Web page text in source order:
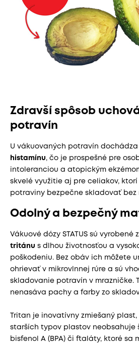
Zdravší spôsob
potravín
U vákuovaných potravín dochádza
histamínu, čo je prospešné pre
intoleranciou a atopickým
skvelé využitie aj pre celiakov, ktorí
potraviny bezpečne skladovať bez
Odolný a bezpečný
Vákuové dózy STATUS sú vyrobené z
tritánu s dlhou životnosťou a
poškodeniu. Bez obáv ich môžete
ohrievať v mikrovlnnej rúre a sú
skladovanie potravín v mrazničke.
nenasáva pachy a farby zo
Tritan je inovatívny zmiešaný plast,
starších typov plastov neobsahuje
bisfenol A (BPA) či ftaláty, ktoré sa